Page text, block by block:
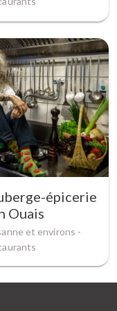
épicerie
Ouais
et environs -